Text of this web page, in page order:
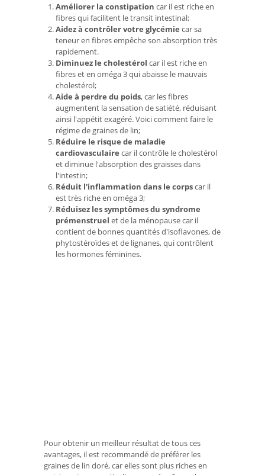
Améliorer la constipation car il est riche en
fibres qui facilitent le transit intestinal;
Aidez à contrôler votre glycémie car sa
teneur en fibres empêche son absorption très
rapidement.
Diminuez le cholestérol car il est riche en
fibres et en oméga 3 qui abaisse le mauvais
cholestérol;
Aide à perdre du poids, car les fibres
augmentent la sensation de satiété, réduisant
ainsi l'appétit exagéré. Voici comment faire le
régime de graines de lin;
Réduire le risque de maladie
cardiovasculaire car il contrôle le cholestérol
et diminue l'absorption des graisses dans
l'intestin;
Réduit l'inflammation dans le corpscar il
est très riche en oméga 3;
Réduisez les symptômes du syndrome
prémenstruel et de la ménopause car il
contient de bonnes quantités d'isoflavones, de
phytostéroïdes et de lignanes, qui contrôlent
les hormones féminines.
Pour obtenir un meilleur résultat de tous ces
avantages, il est recommandé de préférer les
graines de lin doré, car elles sont plus riches en